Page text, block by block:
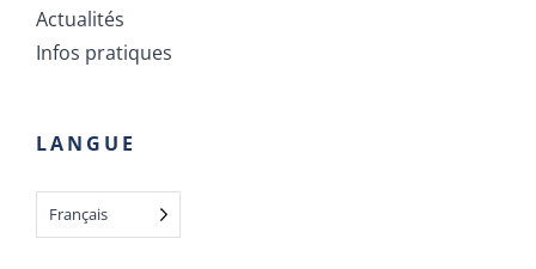
Actualités
Infos pratiques
LANGUE
Français